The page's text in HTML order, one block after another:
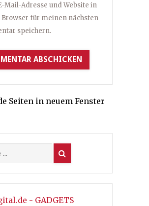
Mail-Adresse und Website in
Browser für meinen nächsten
speichern.
Seiten in neuem Fenster
- GADGETS